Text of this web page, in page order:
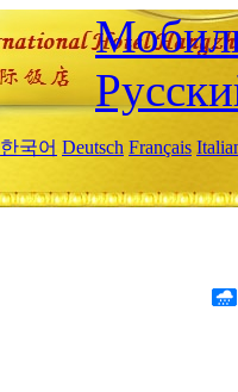
한국어 Deutsch Français